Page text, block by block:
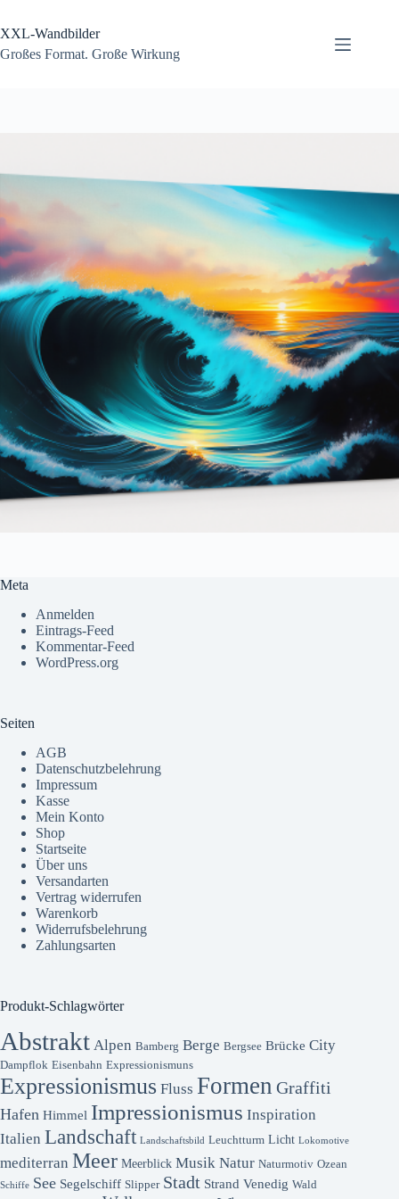
springen
XXL-Wandbilder
Großes Format. Große Wirkung
Meta
Anmelden
Eintrags-Feed
Kommentar-Feed
WordPress.org
Seiten
AGB
Datenschutzbelehrung
Impressum
Kasse
Mein Konto
Shop
Startseite
Über uns
Versandarten
Vertrag widerrufen
Warenkorb
Widerrufsbelehrung
Zahlungsarten
Produkt-Schlagwörter
Abstrakt Alpen Bamberg Berge Bergsee Brücke City
Dampflok Eisenbahn Expressionismuns
Expressionismus Fluss Formen Graffiti
Hafen Himmel Impressionismus Inspiration
Italien Landschaft Landschaftsbild Leuchtturm Licht Lokomotive
mediterran Meer Meerblick Musik Natur Naturmotiv Ozean
Schiffe See Segelschiff Slipper Stadt Strand Venedig Wald